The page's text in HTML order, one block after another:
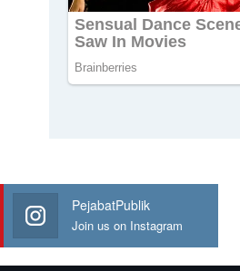
PejabatPublik
Join us on Instagram